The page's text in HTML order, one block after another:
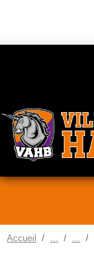
Accueil